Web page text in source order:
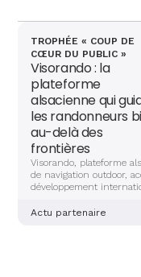
TROPHÉE « COUP DE
CŒUR DU PUBLIC »
Visorando : la
plateforme
alsacienne qui
les randonneurs
au-delà des
frontières
Visorando, plateforme
de navigation outdoor,
développement
public ».
Actu partenaire